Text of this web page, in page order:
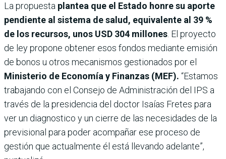
La propuesta plantea que el Estado honre su aporte
pendiente al sistema de salud, equivalente al 39 %
de los recursos, unos USD 304 millones. El proyecto
de ley propone obtener esos fondos mediante emisión
de bonos u otros mecanismos gestionados por el
Ministerio de Economíay Finanzas (MEF). “Estamos
trabajando con el Consejo de Administración del IPS a
través de la presidencia del doctor Isaías Fretes para
ver un diagnostico y un cierre de las necesidades de la
previsional para poder acompañar ese proceso de
gestión que actualmente él está llevando adelante”,